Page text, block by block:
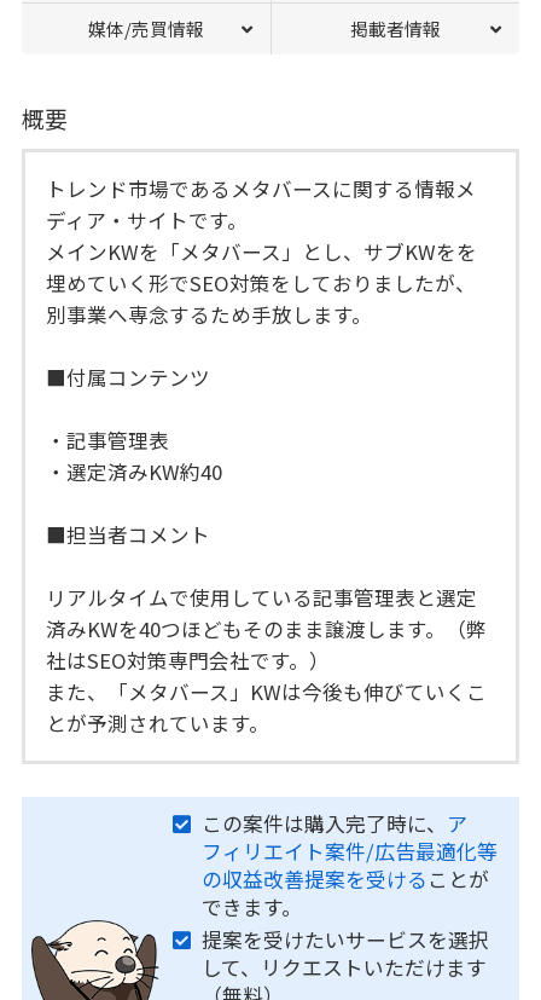
媒体/売買情報 掲載者情報
概要
トレンド市場であるメタバースに関する情報メ
ディア・サイトです。
メインKWを「メタバース」とし、サブKWをを
埋めていく形でSEO対策をしておりましたが、
別事業へ専念するため手放します。
■付属コンテンツ
・記事管理表
・選定済みKW約40
■担当者コメント
リアルタイムで使用している記事管理表と選定
済みKWを40つほどもそのまま譲渡します。（弊
社はSEO対策専門会社です。）
また、「メタバース」KWは今後も伸びていくこ
とが予測されています。
この案件は購入完了時に、 ア
フィリエイト案件/広告最適化等
の収益改善提案を受ける ことが
できます。
提案を受けたいサービスを選択
して、リクエストいただけます